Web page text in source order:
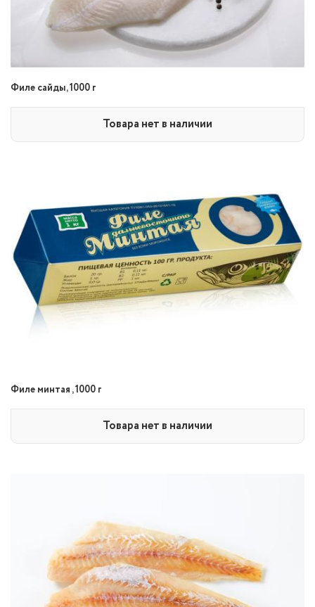
Филе сайды, 1000 г
Товара нет в наличии
Филе минтая , 1000 г
Товара нет в наличии